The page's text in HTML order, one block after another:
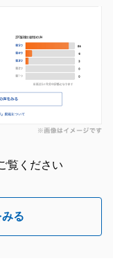
覧ください
る